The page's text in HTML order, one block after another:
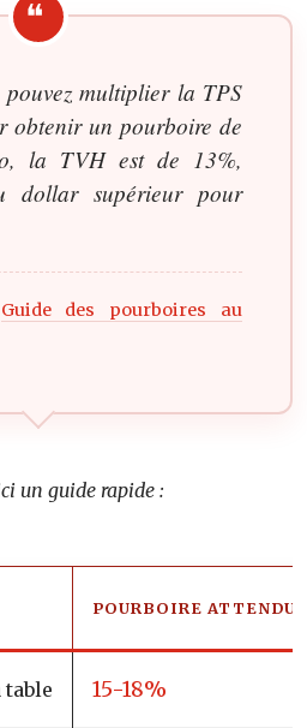
multiplier la TPS
obtenir un pourboire de
la TVH est de 13%,
dollar supérieur pour
Guide des pourboires au
un guide rapide :
POURBOIRE ATTENDU
table 15-18%